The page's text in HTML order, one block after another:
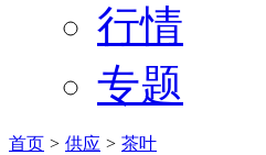
行情
专题
首页 > 供应 > 茶叶